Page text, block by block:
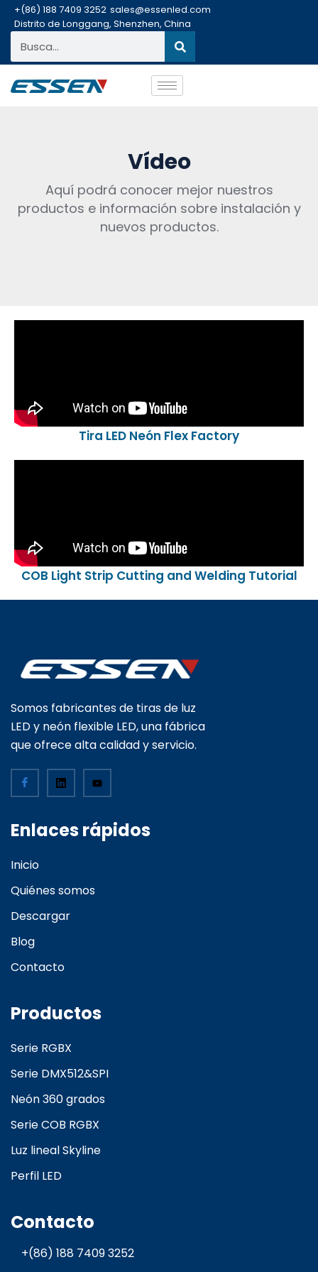
+(86) 188 7409 3252 sales@essenled.com
Distrito de Longgang, Shenzhen, China
Vídeo
Aquí podrá conocer mejor nuestros
productos e información sobre instalación y
nuevos productos.
Tira LED Neón Flex Factory
COB Light Strip Cutting and Welding Tutorial
Somos fabricantes de tiras de luz
LED y neón flexible LED, una fábrica
que ofrece alta calidad y servicio.
Enlaces rápidos
Inicio
Quiénes somos
Descargar
Blog
Contacto
Productos
Serie RGBX
Serie DMX512&SPI
Neón 360 grados
Serie COB RGBX
Luz lineal Skyline
Perfil LED
Contacto
+(86) 188 7409 3252